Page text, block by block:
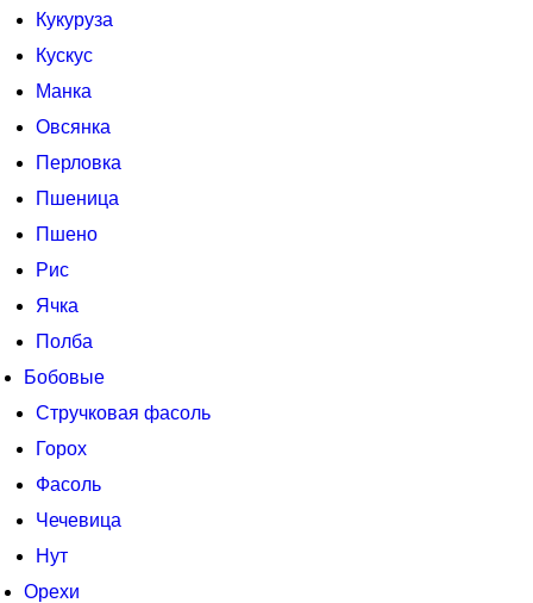
Кукуруза
Кускус
Манка
Овсянка
Перловка
Пшеница
Пшено
Рис
Ячка
Полба
Бобовые
Стручковая фасоль
Горох
Фасоль
Чечевица
Нут
Орехи